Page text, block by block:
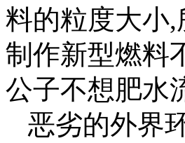
料的粒度大小
制作新型燃料
公子不想肥水
恶劣的外界